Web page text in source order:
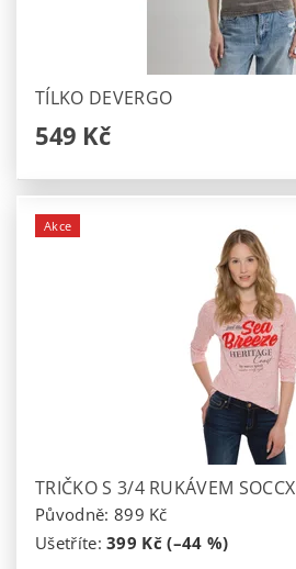
TÍLKO DEVERGO
549 Kč
Akce
TRIČKO S 3/4 RUKÁVEM SOCCX
Původně: 899 Kč
Ušetříte:399 Kč (–44 %)